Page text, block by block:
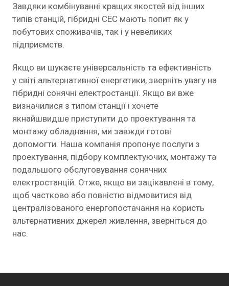
Завдяки комбінуванні кращих якостей від інших
типів станцій, гібридні СЕС мають попит як у
побутових споживачів, так і у невеликих
підприємств.
Якщо ви шукаєте універсальність та ефективність
у світі альтернативної енергетики, зверніть увагу на
гібридні сонячні електростанції. Якщо ви вже
визначилися з типом станції і хочете
якнайшвидше приступити до проектування та
монтажу обладнання, ми завжди готові
допомогти. Наша компанія пропонує послуги з
проектування, підбору комплектуючих, монтажу та
подальшого обслуговування сонячних
електростанцій. Отже, якщо ви зацікавлені в тому,
щоб частково або повністю відмовитися від
централізованого енергопостачання на користь
альтернативних джерел живлення, зверніться до
нас.